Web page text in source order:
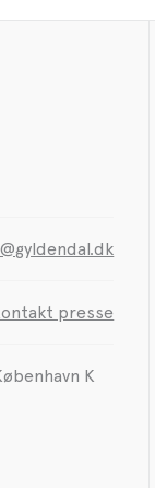
presse
K